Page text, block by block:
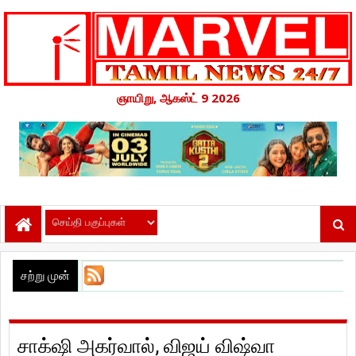
ஞாயிறு, ஆகஸ்ட் 9 2026
சற்று முன்
சாக்‌ஷி அகர்வால், விஜய் விஷ்வா